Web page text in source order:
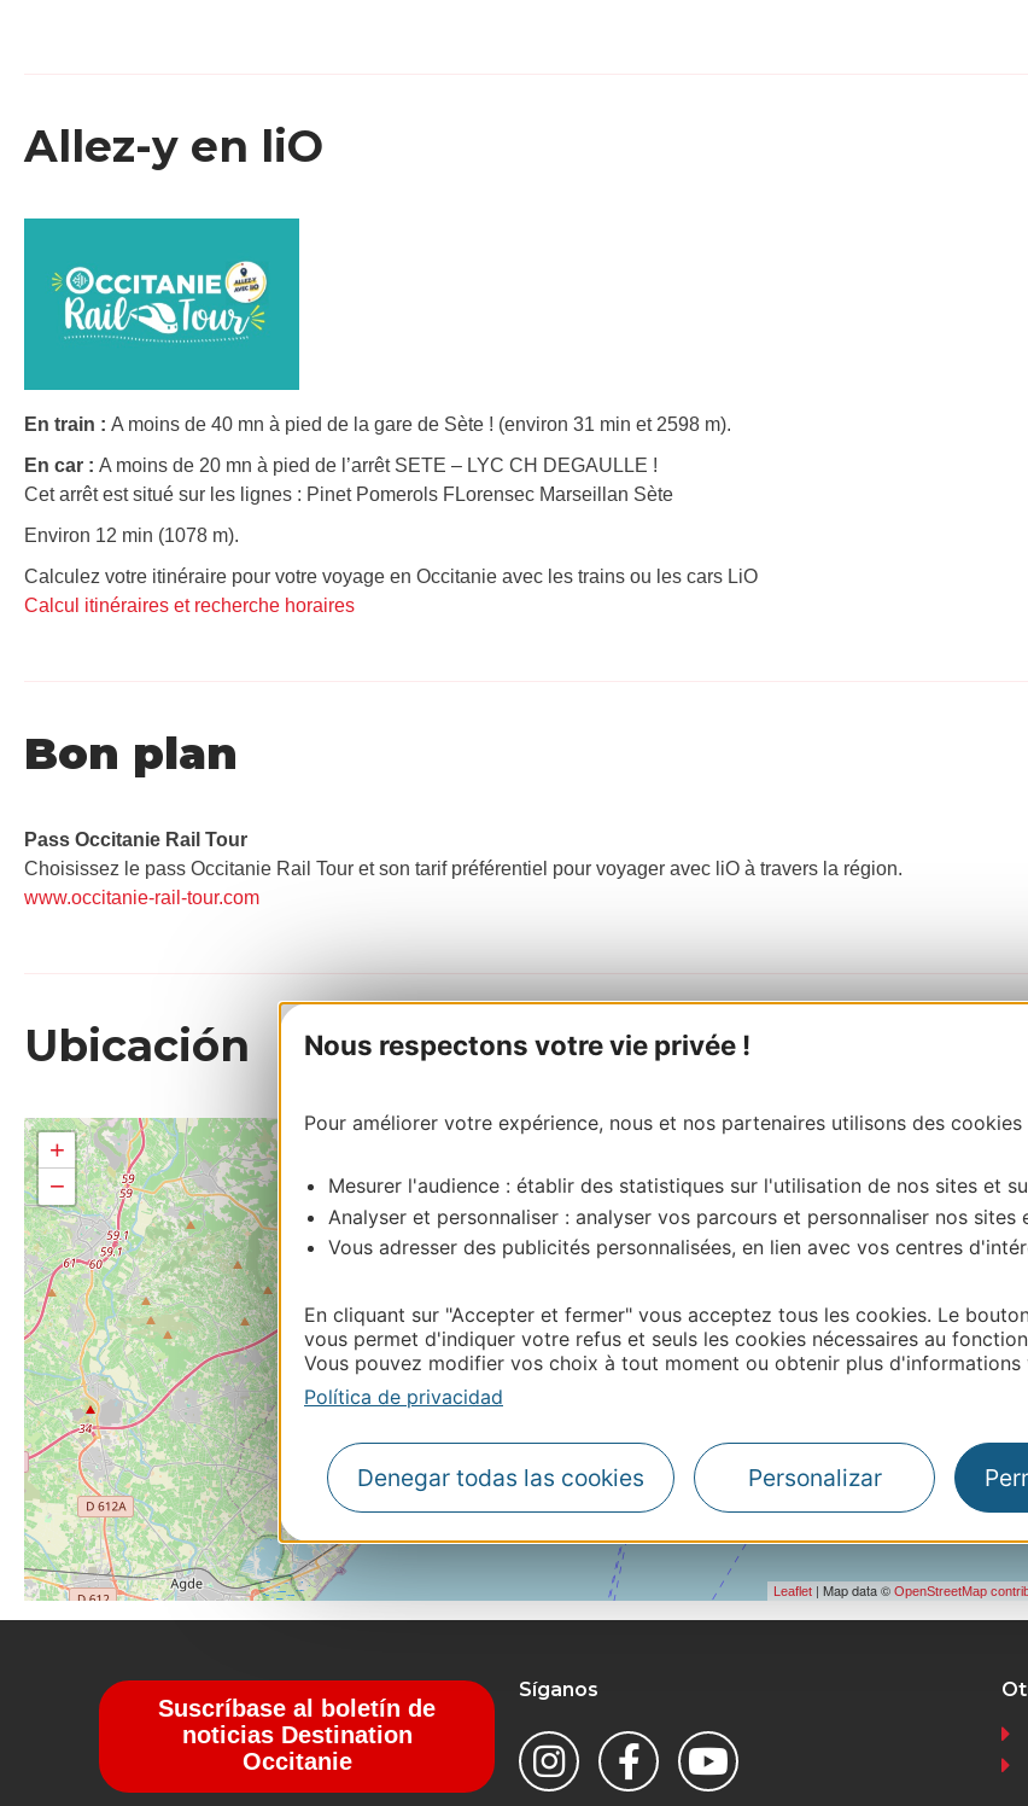
Nous respectons votre vie privée !
Pour améliorer votre expérience, nous et nos partenaires utilisons des
Mesurer l'audience : établir des statistiques sur l'utilisation de nos sites et
Analyser et personnaliser : analyser vos parcours et personnaliser nos
Vous adresser des publicités personnalisées, en lien avec vos centres
En cliquant sur "Accepter et fermer" vous acceptez tous les cookies. Le
vous permet d'indiquer votre refus et seuls les cookies nécessaires au
Vous pouvez modifier vos choix à tout moment ou obtenir plus
Política de privacidad
Denegar todas las cookies Personalizar
Allez-y en liO
En train : A moins de 40 mn à pied de la gare de Sète ! (environ 31 min et 2598 m).
En car : A moins de 20 mn à pied de l’arrêt SETE – LYC CH DEGAULLE !
Cet arrêt est situé sur les lignes : Pinet Pomerols FLorensec Marseillan Sète
Environ 12 min (1078 m).
Calculez votre itinéraire pour votre voyage en Occitanie avec les trains ou les cars LiO
Calcul itinéraires et recherche horaires
Bon plan
Pass Occitanie Rail Tour​
Choisissez le pass Occitanie Rail Tour et son tarif préférentiel pour voyager avec liO à travers la région.
www.occitanie-rail-tour.com
Ubicación
+
−
Leaflet | Map data ©OpenStreetMap
Suscríbase al boletín de
noticias Destination
Occitanie
Síganos